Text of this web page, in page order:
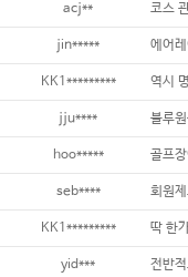
acj**
jin*****
KK1*********
jju**** 블루
hoo*****
seb****
KK1*********
yid***